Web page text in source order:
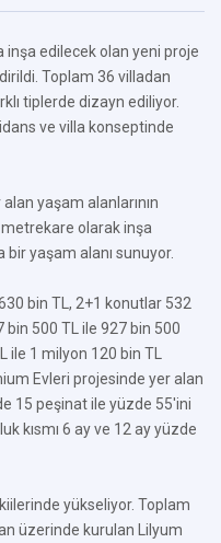
inşa edilecek olan yeni proje
Toplam 36 villadan
tiplerde dizayn ediliyor.
ve villa konseptinde
yaşam alanlarının
olarak inşa
yaşam alanı sunuyor.
bin TL, 2+1 konutlar 532
bin 500 TL ile 927 bin 500
ile 1 milyon 120 bin TL
Evleri projesinde yer alan
15 peşinat ile yüzde 55'ini
kısmı 6 ay ve 12 ay yüzde
yükseliyor. Toplam
üzerinde kurulan Lilyum